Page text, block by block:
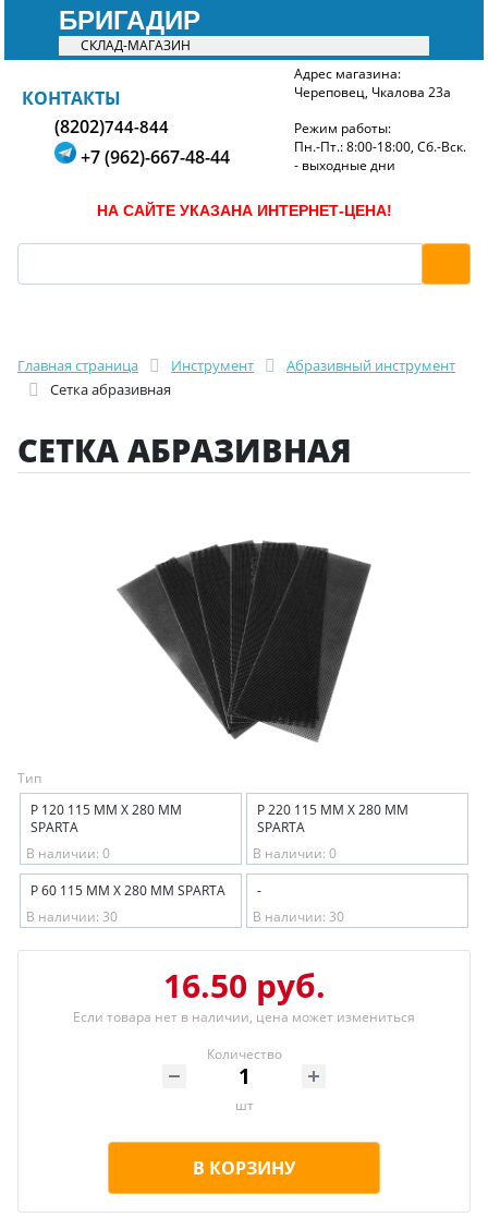
БРИГАДИР
СКЛАД-МАГАЗИН
БРИГАДИР
КОНТАКТЫ
(8202)744-844
+7 (962)-667-48-44
Адрес магазина:
Череповец, Чкалова 23а
Режим работы:
Пн.-Пт.: 8:00-18:00, Сб.-Вск.
- выходные дни
НА САЙТЕ УКАЗАНА ИНТЕРНЕТ-ЦЕНА!
Главная страница Инструмент
Абразивный инструмент
Сетка абразивная
СЕТКА АБРАЗИВНАЯ
Тип
Р 120 115 ММ Х 280 ММ
SPARTA
В наличии: 0
Р 220 115 ММ Х 280 ММ
SPARTA
В наличии: 0
Р 60 115 ММ Х 280 ММ SPARTA
В наличии: 30
-
В наличии: 30
16.50 руб.
Если товара нет в наличии, цена может измениться
Количество
шт
В КОРЗИНУ